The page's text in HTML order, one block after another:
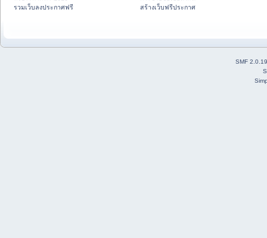
รวมเว็บลงประกาศฟรี
สร้างเว็บฟรีประกาศ
SMF 2.0.19